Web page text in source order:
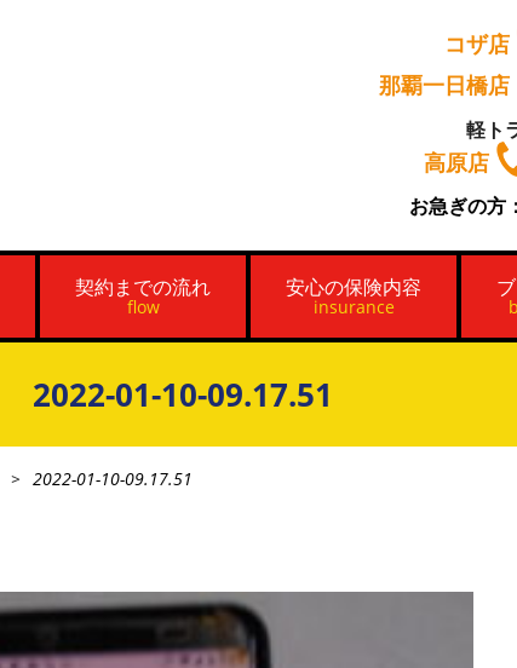
コザ店
那覇一日橋店
軽ト
高原店
お急ぎの方：
契約までの流れ
flow
安心の保険内容
insurance
2022-01-10-09.17.51
2022-01-10-09.17.51